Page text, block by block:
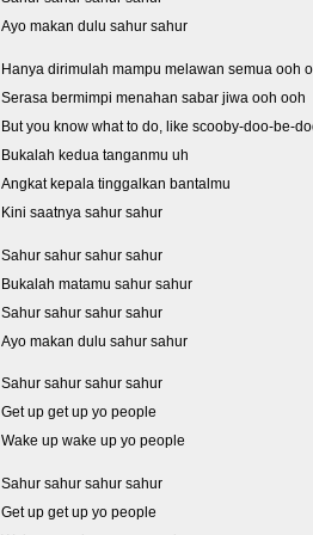
Ayo makan dulu sahur sahur
Hanya dirimulah mampu melawan semua ooh
Serasa bermimpi menahan sabar jiwa ooh ooh
But you know what to do, like scooby-doo-be-
Bukalah kedua tanganmu uh
Angkat kepala tinggalkan bantalmu
Kini saatnya sahur sahur
Sahur sahur sahur sahur
Bukalah matamu sahur sahur
Sahur sahur sahur sahur
Ayo makan dulu sahur sahur
Sahur sahur sahur sahur
Get up get up yo people
Wake up wake up yo people
Sahur sahur sahur sahur
Get up get up yo people